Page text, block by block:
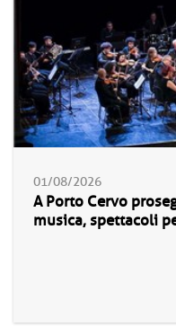
01/08/2026
A Porto Cervo
musica, spettacoli